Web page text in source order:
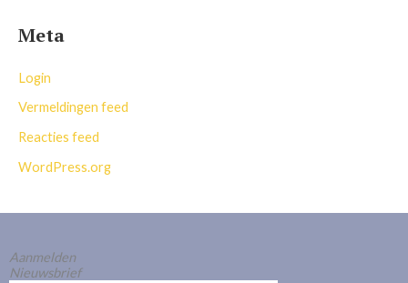
Meta
Login
Vermeldingen feed
Reacties feed
WordPress.org
Aanmelden
Nieuwsbrief